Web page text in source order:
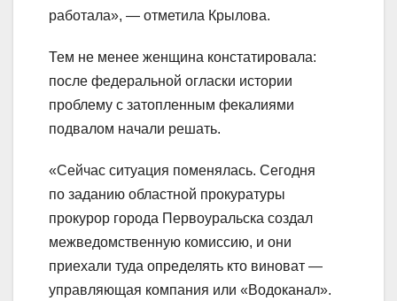
работала», — отметила Крылова.
Тем не менее женщина констатировала:
после федеральной огласки истории
проблему с затопленным фекалиями
подвалом начали решать.
«Сейчас ситуация поменялась. Сегодня
по заданию областной прокуратуры
прокурор города Первоуральска создал
межведомственную комиссию, и они
приехали туда определять кто виноват —
управляющая компания или «Водоканал».